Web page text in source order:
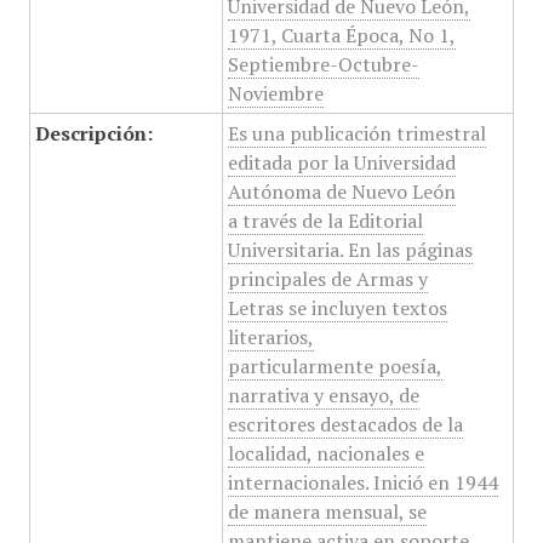
Universidad de Nuevo León,
1971, Cuarta Época, No 1,
Septiembre-Octubre-
Noviembre
Descripción:
Es una publicación trimestral
editada por la Universidad
Autónoma de Nuevo León
a través de la Editorial
Universitaria. En las páginas
principales de Armas y
Letras se incluyen textos
literarios,
particularmente poesía,
narrativa y ensayo, de
escritores destacados de la
localidad, nacionales e
internacionales. Inició en 1944
de manera mensual, se